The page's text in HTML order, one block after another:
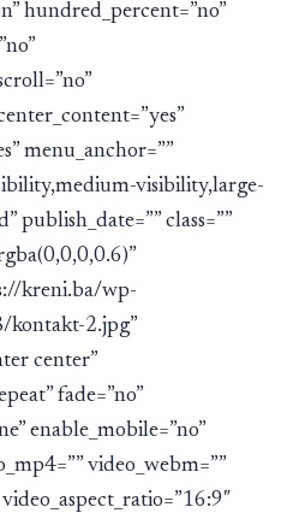
hundred_percent=”no”
menu_anchor=””
visibility,large-
publish_date=”” class=””
kreni.ba/wp-
2.jpg”
center”
fade=”no”
enable_mobile=”no”
video_webm=””